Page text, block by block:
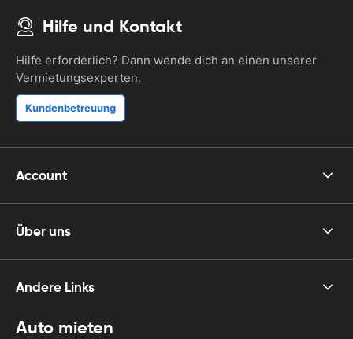
Hilfe und Kontakt
Hilfe erforderlich? Dann wende dich an einen unserer
Vermietungsexperten.
Kundenbetreuung
Account
Über uns
Andere Links
Auto mieten